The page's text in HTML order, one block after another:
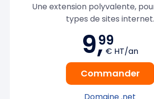
Une extension polyvalente,
types de sites internet.
9,99
€ HT/an
Commander
Domaine .net